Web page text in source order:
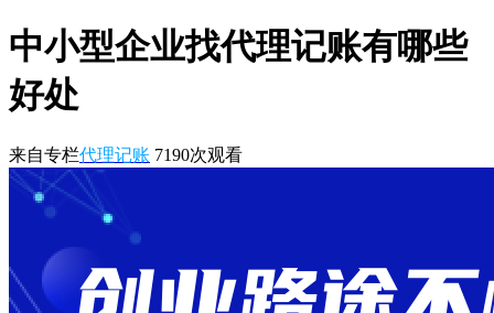
中小型企业找代理记账有哪些
好处
来自专栏代理记账 7190次观看